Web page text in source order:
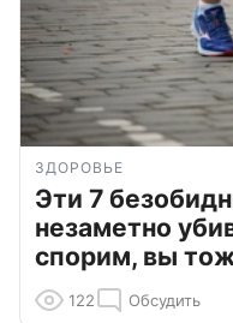
ЗДОРОВЬЕ
Эти 7
незаметно
спорим, вы
122 Обсудить